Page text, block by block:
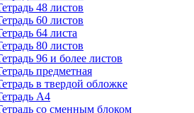
48 листов
60 листов
64 листа
80 листов
96 и более листов
предметная
в твердой обложке
А4
со сменным блоком